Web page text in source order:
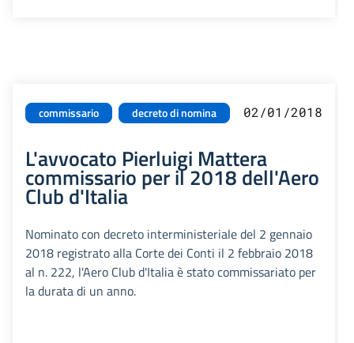
commissario decreto di nomina 02/01/2018
L'avvocato Pierluigi Mattera
commissario per il 2018 dell'Aero
Club d'Italia
Nominato con decreto interministeriale del 2 gennaio
2018 registrato alla Corte dei Conti il 2 febbraio 2018
al n. 222, l'Aero Club d'Italia è stato commissariato per
la durata di un anno.